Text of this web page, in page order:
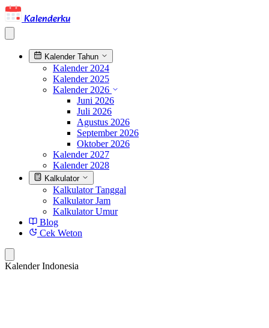
Kalenderku
Kalender Tahun
Kalender 2024
Kalender 2025
Kalender 2026
Juni 2026
Juli 2026
Agustus 2026
September 2026
Oktober 2026
Kalender 2027
Kalender 2028
Kalkulator
Kalkulator Tanggal
Kalkulator Jam
Kalkulator Umur
Blog
Cek Weton
Kalender Indonesia